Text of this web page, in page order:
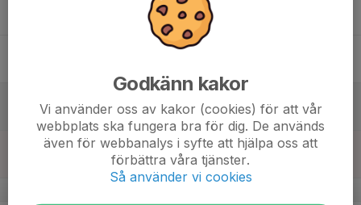
Godkänn kakor
Vi använder oss av kakor (cookies) för att vår
webbplats ska fungera bra för dig. De används
även för webbanalys i syfte att hjälpa oss att
förbättra våra tjänster.
Så använder vi cookies